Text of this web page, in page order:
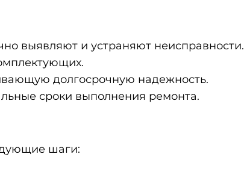
выявляют и устраняют неисправности.
долгосрочную надежность.
сроки выполнения ремонта.
шаги: